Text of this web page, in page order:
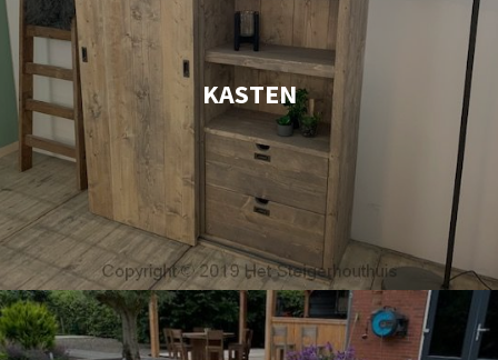
KASTEN